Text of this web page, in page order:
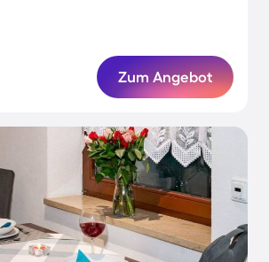
Zum Angebot